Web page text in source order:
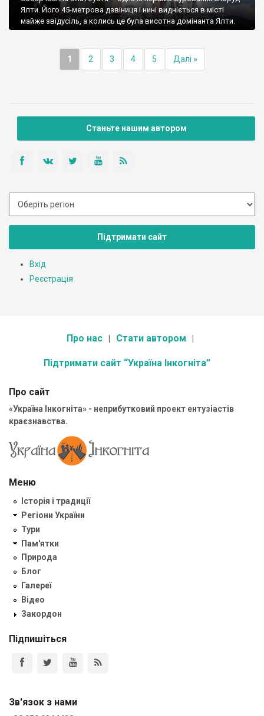
Ялти. Його 45-метрова дзвіниця і нині видніється в місті
майже звідусіль, а колись це була висотна домінанта Ялти.
1 2 3 4 5 Далі »
Станьте нашим автором
Підтримати сайт
Вхід
Реєстрація
Про нас Стати автором
Підтримати сайт “Україна Інкогніта”
Про сайт
«Україна Інкогніта» - неприбутковий проект ентузіастів
краєзнавства.
Меню
Історія і традиції
Регіони України
Тури
Пам'ятки
Природа
Блог
Галереї
Відео
Закордон
Підпишіться
Зв'язок з нами